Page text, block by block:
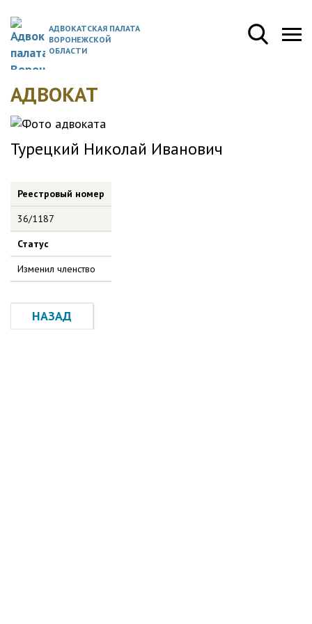
АДВОКАТСКАЯ ПАЛАТА
ВОРОНЕЖСКОЙ
ОБЛАСТИ
АДВОКАТ
Турецкий Николай Иванович
Реестровый номер
36/1187
Статус
Изменил членство
НАЗАД